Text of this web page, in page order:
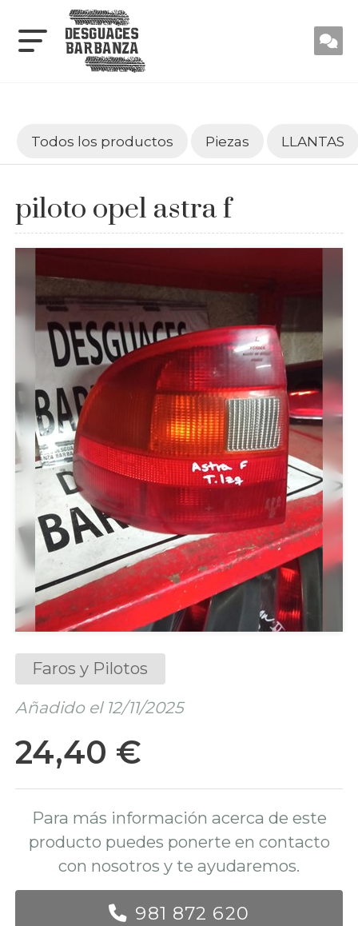
Todos los productos Piezas LLANTAS
piloto opel astra f
Faros y Pilotos
Añadido el 12/11/2025
24,40 €
Para más información acerca de este
producto puedes ponerte en contacto
con nosotros y te ayudaremos.
981 872 620